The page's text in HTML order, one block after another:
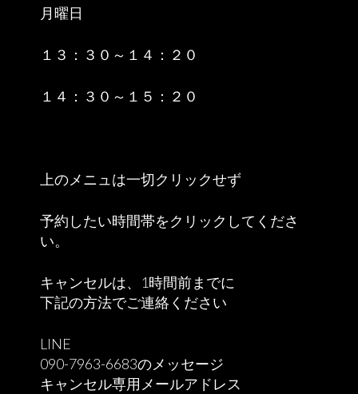
月曜日
１３：３０～１４：２０
１４：３０～１５：２０
上のメニュは一切クリックせず
予約したい時間帯をクリックしてくださ
い。
キャンセルは、1時間前までに
下記の方法でご連絡ください
LINE
090-7963-6683のメッセージ
キャンセル専用メールアドレス